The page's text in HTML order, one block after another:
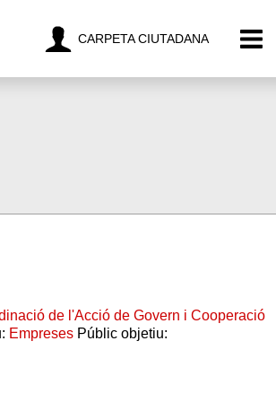
CARPETA CIUTADANA
de l'Acció de Govern i Cooperació
Empreses Públic objetiu: